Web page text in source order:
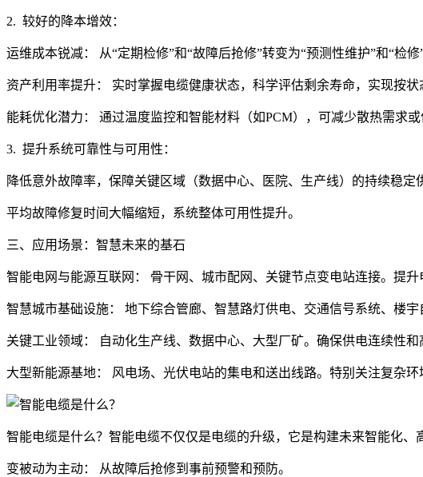
2. 较好的降本增效：
运维成本锐减： 从“定期检修”和“故障后抢修”转变为“预测性维护”和“检
资产利用率提升： 实时掌握电缆健康状态，科学评估剩余寿命，实现按
能耗优化潜力： 通过温度监控和智能材料（如PCM），可减少散热需求或
3. 提升系统可靠性与可用性：
降低意外故障率，保障关键区域（数据中心、医院、生产线）的持续稳定
平均故障修复时间大幅缩短，系统整体可用性提升。
三、应用场景：智慧未来的基石
智能电网与能源互联网： 骨干网、城市配网、关键节点变电站连接。提
智慧城市基础设施： 地下综合管廊、智慧路灯供电、交通信号系统、楼
关键工业领域： 自动化生产线、数据中心、大型厂矿。确保供电连续性
大型新能源基地： 风电场、光伏电站的集电和送出线路。特别关注复杂
智能电缆是什么？智能电缆不仅仅是电缆的升级，它是构建未来智能化、
变被动为主动： 从故障后抢修到事前预警和预防。